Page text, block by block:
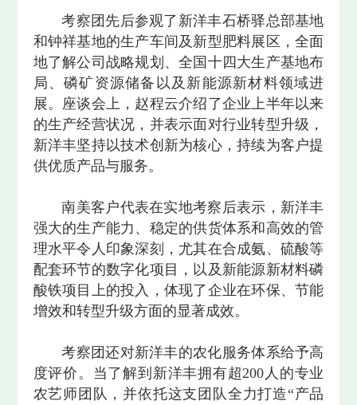
考察团先后参观了新洋丰石桥驿总部基地
和钟祥基地的生产车间及新型肥料展区，全面
地了解公司战略规划、全国十四大生产基地布
局、磷矿资源储备以及新能源新材料领域进
展。座谈会上，赵程云介绍了企业上半年以来
的生产经营状况，并表示面对行业转型升级，
新洋丰坚持以技术创新为核心，持续为客户提
供优质产品与服务。
南美客户代表在实地考察后表示，新洋丰
强大的生产能力、稳定的供货体系和高效的管
理水平令人印象深刻，尤其在合成氨、硫酸等
配套环节的数字化项目，以及新能源新材料磷
酸铁项目上的投入，体现了企业在环保、节能
增效和转型升级方面的显著成效。
考察团还对新洋丰的农化服务体系给予高
度评价。当了解到新洋丰拥有超200人的专业
农艺师团队，并依托这支团队全力打造“产品